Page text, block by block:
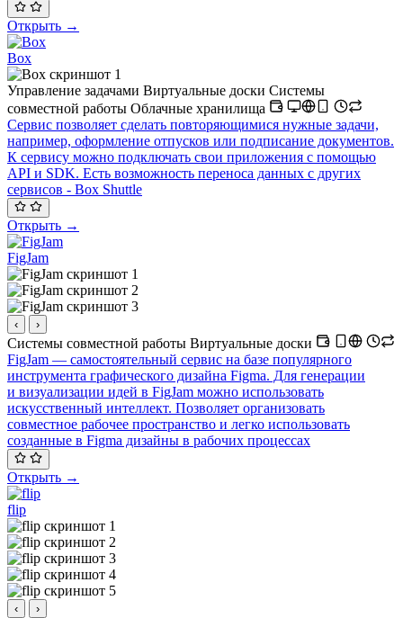
Открыть →
Box
Управление задачами Виртуальные доски Системы
совместной работы Облачные хранилища
Сервис позволяет сделать повторяющимися нужные задачи,
например, оформление отпусков или подписание документов.
К сервису можно подключать свои приложения с помощью
API и SDK. Есть возможность переноса данных с других
сервисов - Box Shuttle
Открыть →
FigJam
‹ ›
Системы совместной работы Виртуальные доски
FigJam — самостоятельный сервис на базе популярного
инструмента графического дизайна Figma. Для генерации
и визуализации идей в FigJam можно использовать
искусственный интеллект. Позволяет организовать
совместное рабочее пространство и легко использовать
созданные в Figma дизайны в рабочих процессах
Открыть →
flip
‹ ›